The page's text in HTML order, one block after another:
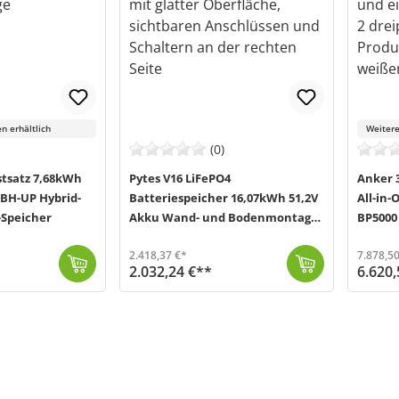
erhältlich
7,68kWh
BH-UP Hybrid-
(0)
Pytes V16 LiFePO4
Batteriespeicher 16,07kWh 51,2V
Akku Wand- und Bodenmontage
2.418,37 €*
2.032,24 €**
Anker
All-in-